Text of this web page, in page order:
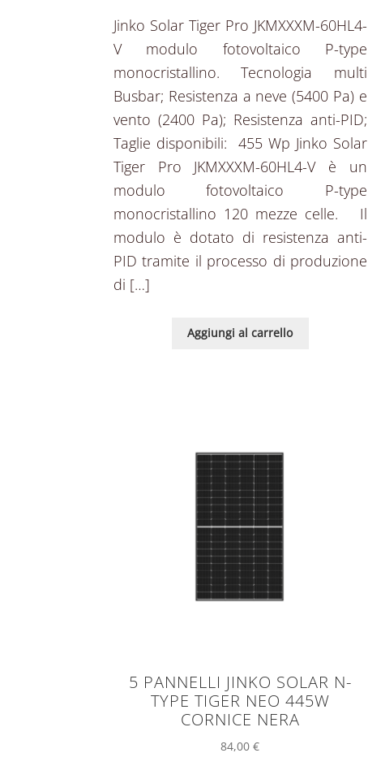
Jinko Solar Tiger Pro JKMXXXM-60HL4-
V modulo fotovoltaico P-type
monocristallino. Tecnologia multi
Busbar; Resistenza a neve (5400 Pa) e
vento (2400 Pa); Resistenza anti-PID;
Taglie disponibili: 455 Wp Jinko Solar
Tiger Pro JKMXXXM-60HL4-V è un
modulo fotovoltaico P-type
monocristallino 120 mezze celle. Il
modulo è dotato di resistenza anti-
PID tramite il processo di produzione
di […]
Aggiungi al carrello
5 PANNELLI JINKO SOLAR N-
TYPE TIGER NEO 445W
CORNICE NERA
84,00€